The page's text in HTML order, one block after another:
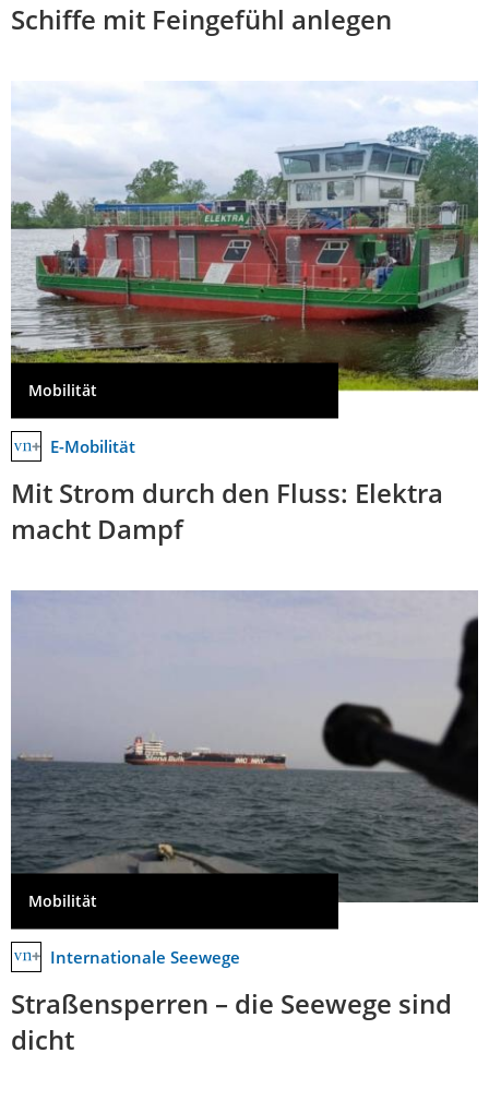
Schiffe mit Feingefühl anlegen
Mobilität
E-Mobilität
Mit Strom durch den Fluss: Elektra
macht Dampf
Mobilität
Internationale Seewege
Straßensperren – die Seewege sind
dicht